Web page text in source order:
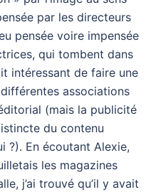
par les directeurs
pensée voire impensée
qui tombent dans
intéressant de faire une
associations
(mais la publicité
du contenu
?). En écoutant Alexie,
les magazines
j’ai trouvé qu’il y avait